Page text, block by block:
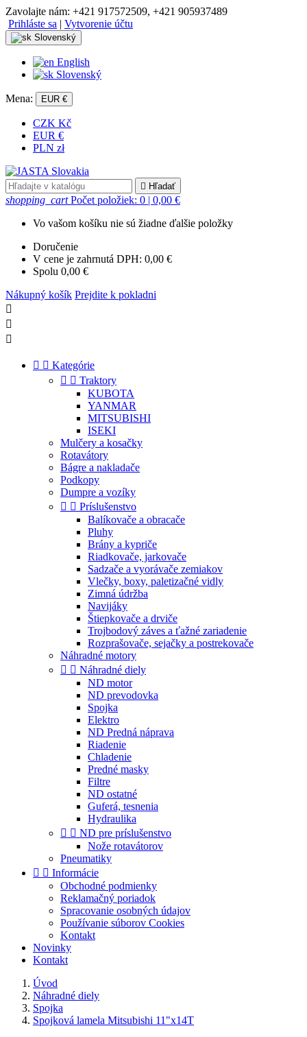
Zavolajte nám: +421 917572509, +421 905937489
Prihláste sa | Vytvorenie účtu
Slovenský
English
Slovenský
Mena: EUR €
CZK Kč
EUR €
PLN zł
 Hľadať
shopping_cart Počet položiek: 0 | 0,00 €
Vo vašom košíku nie sú žiadne ďalšie položky
Doručenie
V cene je zahrnutá DPH: 0,00 €
Spolu 0,00 €
Nákupný košík Prejdite k pokladni



  Kategórie
  Traktory
KUBOTA
YANMAR
MITSUBISHI
ISEKI
Mulčery a kosačky
Rotavátory
Bágre a nakladače
Podkopy
Dumpre a vozíky
  Príslušenstvo
Balíkovače a obracače
Pluhy
Brány a kypriče
Riadkovače, jarkovače
Sadzače a vyorávače zemiakov
Vlečky, boxy, paletizačné vidly
Zimná údržba
Navijáky
Štiepkovače a drviče
Trojbodový záves a ťažné zariadenie
Rozprašovače, sejačky a postrekovače
Náhradné motory
  Náhradné diely
ND motor
ND prevodovka
Spojka
Elektro
ND Predná náprava
Riadenie
Chladenie
Predné masky
Filtre
ND ostatné
Guferá, tesnenia
Hydraulika
  ND pre príslušenstvo
Nože rotavátorov
Pneumatiky
  Informácie
Obchodné podmienky
Reklamačný poriadok
Spracovanie osobných údajov
Používanie súborov Cookies
Kontakt
Novinky
Kontakt
Úvod
Náhradné diely
Spojka
Spojková lamela Mitsubishi 11"x14T